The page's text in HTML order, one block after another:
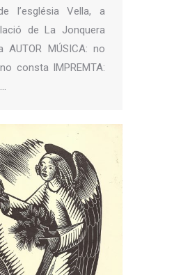
l’església Vella, a
de La Jonquera
AUTOR MÚSICA: no
consta IMPREMTA: